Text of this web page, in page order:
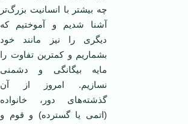
چه بیشتر با انسانیت بزرگ‌تر
آشنا شدیم و آموختیم که
دیگری را نیز مانند خود
بشماریم و کمترین تفاوت را
مایه بیگانگی و دشمنی
نسازیم. امروز از آن
گذشته‌های دور، خانواده
(اتمی‌ یا گسترده) و قوم و